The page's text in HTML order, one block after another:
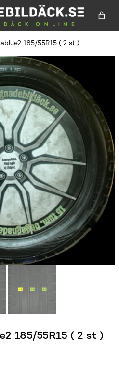
185/55R15 ( 2 st )
185/55R15 ( 2 st )